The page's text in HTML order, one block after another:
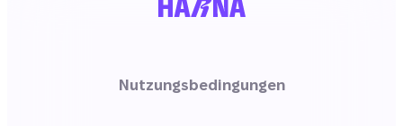
Nutzungsbedingungen